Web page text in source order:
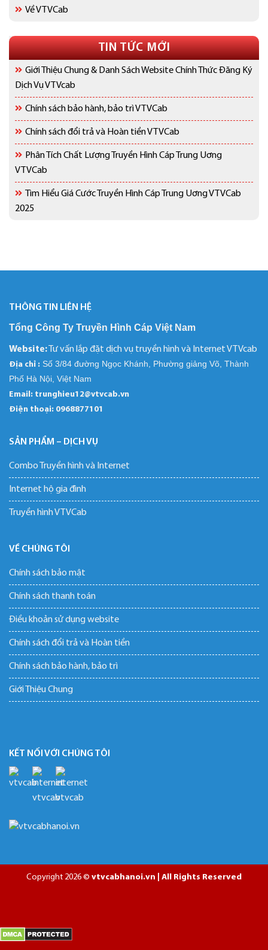
Về VTVCab
TIN TỨC MỚI
Giới Thiệu Chung & Danh Sách Website Chính Thức Đăng Ký
Dịch Vụ VTVcab
Chính sách bảo hành, bảo trì VTVCab
Chính sách đổi trả và Hoàn tiền VTVCab
Phân Tích Chất Lượng Truyền Hình Cáp Trung Uơng
VTVCab
Tìm Hiểu Giá Cước Truyền Hình Cáp Trung Uơng VTVCab
2025
THÔNG TIN LIÊN HỆ
Tổng Công Ty Truyền Hình Cáp Việt Nam
Website: Tư vấn lắp đặt dịch vụ truyền hình và Internet VTVcab
Địa chỉ : Số 3/84 đường Ngọc Khánh, Phường giảng Võ, Thành
Phố Hà Nội, Việt Nam
Email: trunghieu12@vtvcab.vn
Điện thoại: 0968877101
SẢN PHẨM – DỊCH VỤ
Combo Truyền hình và Internet
Internet hộ gia đình
Truyền hình VTVCab
VỀ CHÚNG TÔI
Chính sách bảo mật
Chính sách thanh toán
Điều khoản sử dụng website
Chính sách đổi trả và Hoàn tiền
Chính sách bảo hành, bảo trì
Giới Thiệu Chung
KẾT NỐI VỚI CHÚNG TÔI
Copyright 2026 © vtvcabhanoi.vn | All Rights Reserved